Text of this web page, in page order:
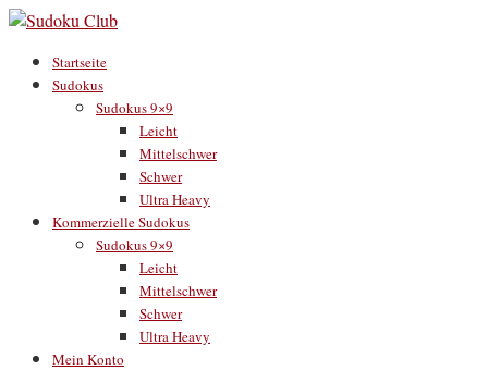
Startseite
Sudokus
Sudokus 9×9
Leicht
Mittelschwer
Schwer
Ultra Heavy
Kommerzielle Sudokus
Sudokus 9×9
Leicht
Mittelschwer
Schwer
Ultra Heavy
Mein Konto